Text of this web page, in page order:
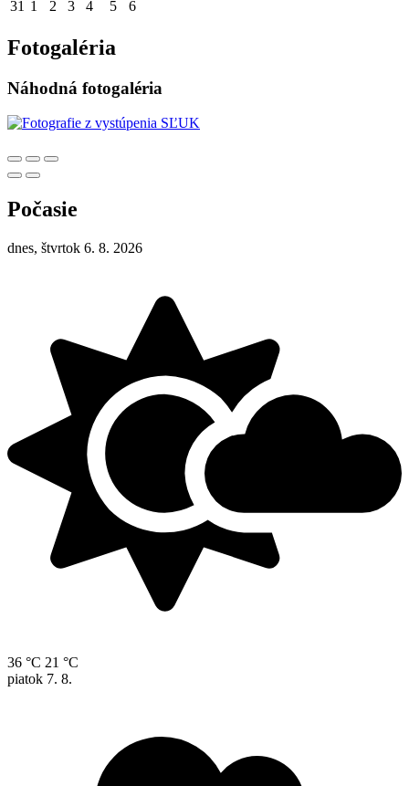
31 1 2 3 4 5 6
Fotogaléria
Náhodná fotogaléria
Počasie
dnes, štvrtok 6. 8. 2026
36 °C 21 °C
piatok 7. 8.